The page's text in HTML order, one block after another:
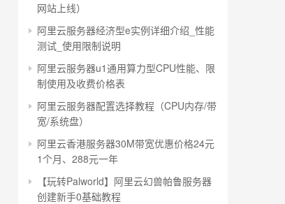
网站上线）
阿里云服务器经济型e实例详细介绍_性能
测试_使用限制说明
阿里云服务器u1通用算力型CPU性能、限
制使用及收费价格表
阿里云服务器配置选择教程（CPU内存/带
宽/系统盘）
阿里云香港服务器30M带宽优惠价格24元
1个月、288元一年
【玩转Palworld】阿里云幻兽帕鲁服务器
创建新手0基础教程